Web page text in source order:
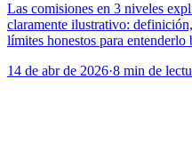
Las comisiones en 3 niveles
claramente ilustrativo:
límites honestos para entenderlo
14 de abr de 2026·8 min de